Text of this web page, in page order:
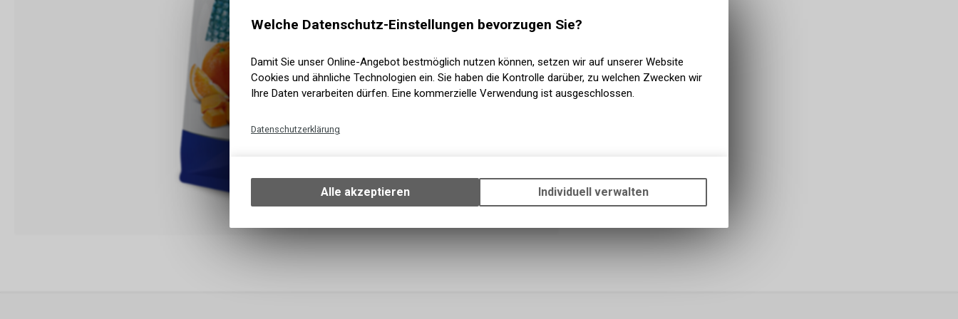
Welche Datenschutz-Einstellungen bevorzugen Sie?
Damit Sie unser Online-Angebot bestmöglich nutzen können, setzen wir auf unserer Website
Cookies und ähnliche Technologien ein. Sie haben die Kontrolle darüber, zu welchen Zwecken wir
Ihre Daten verarbeiten dürfen. Eine kommerzielle Verwendung ist ausgeschlossen.
Datenschutzerklärung
Ihrem Gerät, um die grundlegenden Funktionen unseres Online-Angebots, wie die
Verwendung des Warenkorbs, zu ermöglichen. Bitte beachten Sie, dass die
zulassen.
Alle akzeptieren Individuell verwalten